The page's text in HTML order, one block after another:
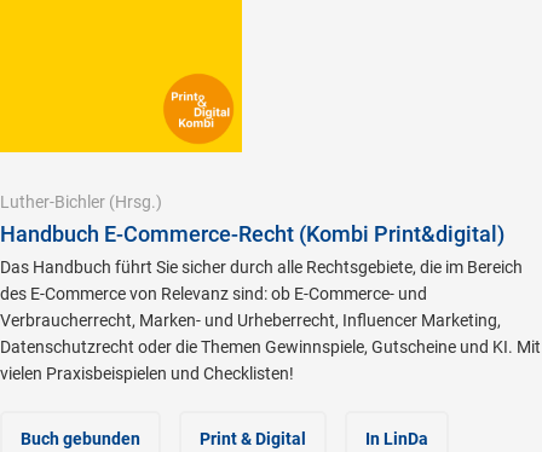
Luther-Bichler (Hrsg.)
Handbuch E-Commerce-Recht (Kombi Print&digital)
Das Handbuch führt Sie sicher durch alle Rechtsgebiete, die im Bereich
des E-Commerce von Relevanz sind: ob E-Commerce- und
Verbraucherrecht, Marken- und Urheberrecht, Influencer Marketing,
Datenschutzrecht oder die Themen Gewinnspiele, Gutscheine und KI. Mit
vielen Praxisbeispielen und Checklisten!
Buch gebunden
Print & Digital
In LinDa